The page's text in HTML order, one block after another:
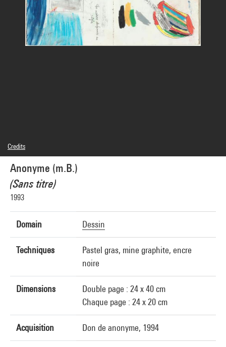
Anonyme (m.B.)
(Sans titre)
1993
Domain Dessin
Techniques
Pastel gras, mine graphite, encre
noire
Dimensions
Double page : 24 x 40 cm
Chaque page : 24 x 20 cm
Acquisition Don de anonyme, 1994
Credits
© droits réservés
Photo credits : Bertrand Prévost - Centre Pompidou, MNAM-CCI
Image reference : 4N85258
Image presentation :